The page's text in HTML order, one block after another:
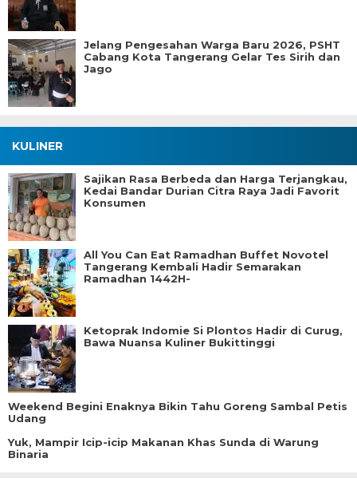
Jelang Pengesahan Warga Baru 2026, PSHT
Cabang Kota Tangerang Gelar Tes Sirih dan
Jago
KULINER
Sajikan Rasa Berbeda dan Harga Terjangkau,
Kedai Bandar Durian Citra Raya Jadi Favorit
Konsumen
All You Can Eat Ramadhan Buffet Novotel
Tangerang Kembali Hadir Semarakan
Ramadhan 1442H-
Ketoprak Indomie Si Plontos Hadir di Curug,
Bawa Nuansa Kuliner Bukittinggi
Weekend Begini Enaknya Bikin Tahu Goreng Sambal Petis
Udang
Yuk, Mampir Icip-icip Makanan Khas Sunda di Warung
Binaria